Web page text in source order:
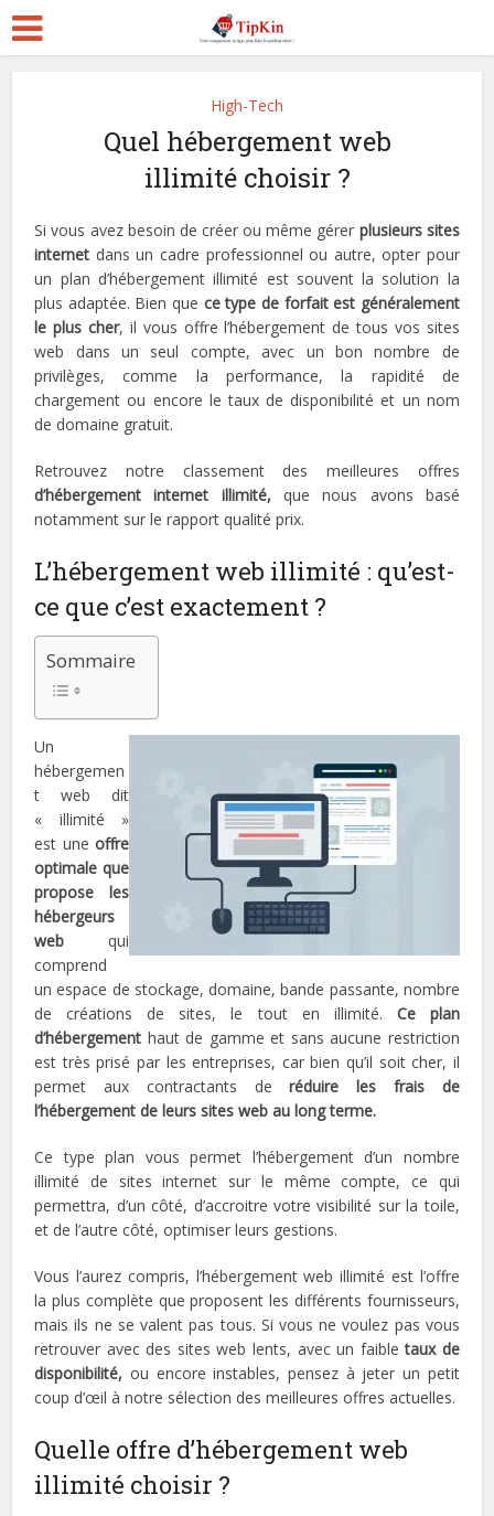
High-Tech
Quel hébergement web
illimité choisir ?
Si vous avez besoin de créer ou même gérer plusieurs sites
internet dans un cadre professionnel ou autre, opter pour
un plan d’hébergement illimité est souvent la solution la
plus adaptée. Bien que ce type de forfait est généralement
le plus cher, il vous offre l’hébergement de tous vos sites
web dans un seul compte, avec un bon nombre de
privilèges, comme la performance, la rapidité de
chargement ou encore le taux de disponibilité et un nom
de domaine gratuit.
Retrouvez notre classement des meilleures offres
d’hébergement internet illimité, que nous avons basé
notamment sur le rapport qualité prix.
L’hébergement web illimité : qu’est-
ce que c’est exactement ?
Sommaire
Un
hébergemen
t web dit
« illimité »
est une offre
optimale que
propose les
hébergeurs
web qui
comprend
un espace de stockage, domaine, bande passante, nombre
de créations de sites, le tout en illimité. Ce plan
d’hébergement haut de gamme et sans aucune restriction
est très prisé par les entreprises, car bien qu’il soit cher, il
permet aux contractants deréduire les frais de
l’hébergement de leurs sites web au long terme.
Ce type plan vous permet l’hébergement d’un nombre
illimité de sites internet sur le même compte, ce qui
permettra, d’un côté, d’accroitre votre visibilité sur la toile,
et de l’autre côté, optimiser leurs gestions.
Vous l’aurez compris, l’hébergement web illimité est l’offre
la plus complète que proposent les différents fournisseurs,
mais ils ne se valent pas tous. Si vous ne voulez pas vous
retrouver avec des sites web lents, avec un faible taux de
disponibilité, ou encore instables, pensez à jeter un petit
coup d’œil à notre sélection des meilleures offres actuelles.
Quelle offre d’hébergement web
illimité choisir ?